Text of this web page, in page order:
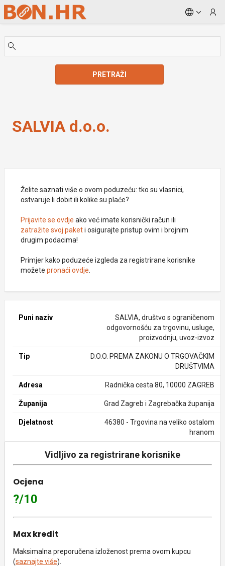
Skip to Main Content
PRETRAŽI
SALVIA d.o.o.
Želite saznati više o ovom poduzeću: tko su vlasnici,
ostvaruje li dobit ili kolike su plaće?
Prijavite se ovdje ako već imate korisnički račun ili
zatražite svoj paketi osigurajte pristup ovim i brojnim
drugim podacima!
Primjer kako poduzeće izgleda za registrirane korisnike
možete pronaći ovdje
Puni naziv
SALVIA, društvo s ograničenom
odgovornošću za trgovinu, usluge,
proizvodnju, uvoz-izvoz
Tip
D.O.O. PREMA ZAKONU O TRGOVAČKIM
DRUŠTVIMA
Adresa Radnička cesta 80, 10000 ZAGREB
Županija Grad Zagreb i Zagrebačka županija
Djelatnost
46380 - Trgovina na veliko ostalom
hranom
Vidljivo za registrirane korisnike
Ocjena
?/10
Max kredit
Maksimalna preporučena izloženost prema ovom kupcu
(saznajte više).